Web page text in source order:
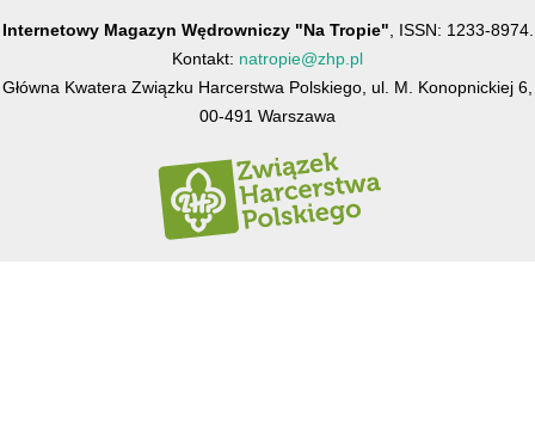
Internetowy Magazyn Wędrowniczy "Na Tropie" , ISSN: 1233-8974.
Kontakt: natropie@zhp.pl
Główna Kwatera Związku Harcerstwa Polskiego, ul. M. Konopnickiej 6,
00-491 Warszawa